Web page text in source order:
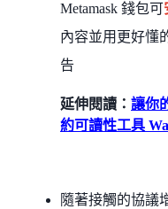
Metamask 錢包可
內容並用更好懂
告
延伸閱讀： 讓你
約可讀性工具
隨著接觸的協議